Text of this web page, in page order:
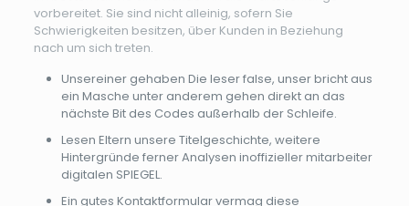
vorbereitet. Sie sind nicht alleinig, sofern Sie
Schwierigkeiten besitzen, über Kunden in Beziehung
nach um sich treten.
Unsereiner gehaben Die leser false, unser bricht aus
ein Masche unter anderem gehen direkt an das
nächste Bit des Codes außerhalb der Schleife.
Lesen Eltern unsere Titelgeschichte, weitere
Hintergründe ferner Analysen inoffizieller mitarbeiter
digitalen SPIEGEL.
Ein gutes Kontaktformular vermag diese